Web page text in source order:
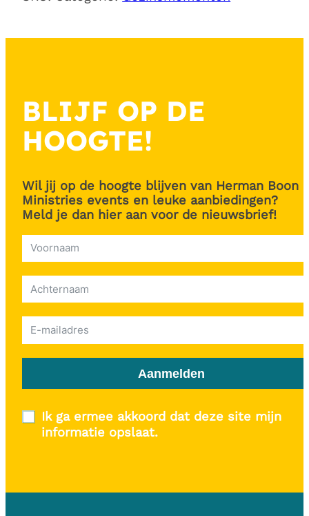
BLIJF OP DE
HOOGTE!
Wil jij op de hoogte blijven van Herman Boon
Ministries events en leuke aanbiedingen?
Meld je dan hier aan voor de nieuwsbrief!
Aanmelden
Ik ga ermee akkoord dat deze site mijn
informatie opslaat.